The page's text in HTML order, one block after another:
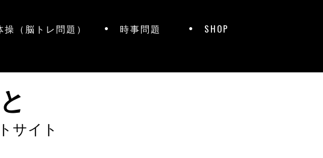
操（脳トレ問題） 時事問題
SHOP
サイト